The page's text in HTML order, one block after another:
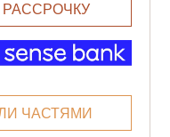
РАССРОЧКУ
ЧАСТЯМИ